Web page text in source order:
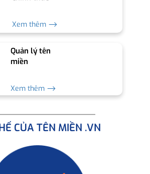
Xem thêm ⟶
Quản lý tên
miền
Xem thêm ⟶
CỦA TÊN MIỀN .VN